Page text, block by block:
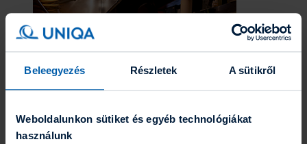
Beleegyezés Részletek A sütikről
Weboldalunkon sütiket és egyéb technológiákat
használunk
UNIQA business Felelősség­biztosítás